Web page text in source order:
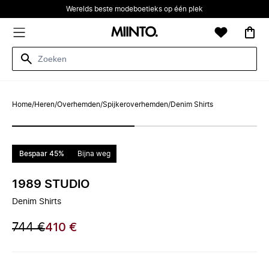
Werelds beste modeboetieks op één plek
Home/Heren/Overhemden/Spijkeroverhemden/Denim Shirts
Bespaar 45% Bijna weg
1989 STUDIO
Denim Shirts
744 €410 €